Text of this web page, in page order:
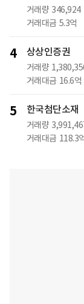
거래량 346,924
거래대금 5.3억
4 상상인증권
거래량
거래대금 16.6억
5 한국첨단소재
거래량
거래대금 118.3